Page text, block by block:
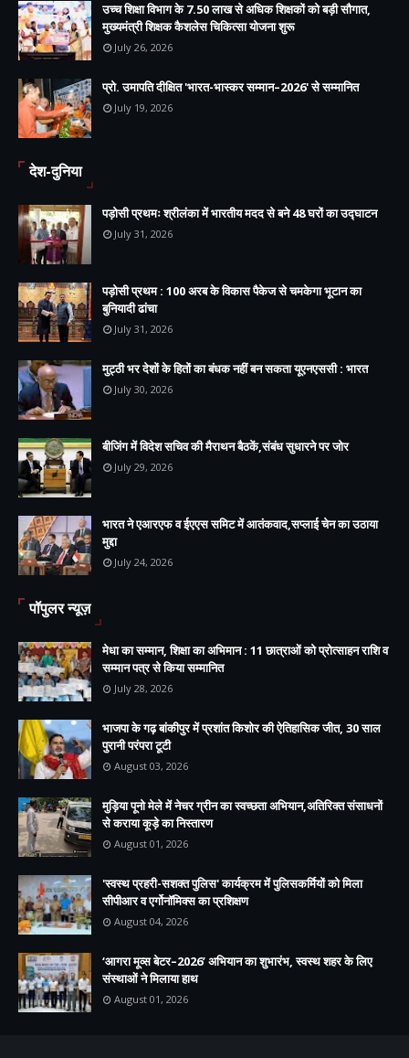
उच्च शिक्षा विभाग के 7.50 लाख से अधिक शिक्षकों को बड़ी सौगात,
मुख्यमंत्री शिक्षक कैशलेस चिकित्सा योजना शुरू
July 26, 2026
प्रो. उमापति दीक्षित 'भारत-भास्कर सम्मान–2026' से सम्मानित
July 19, 2026
देश-दुनिया
पड़ोसी प्रथमः श्रीलंका में भारतीय मदद से बने 48 घरों का उद्घाटन
July 31, 2026
पड़ोसी प्रथम : 100 अरब के विकास पैकेज से चमकेगा भूटान का
बुनियादी ढांचा
July 31, 2026
मुट्ठी भर देशों के हितों का बंधक नहीं बन सकता यूएनएससी : भारत
July 30, 2026
बीजिंग में विदेश सचिव की मैराथन बैठकें,संबंध सुधारने पर जोर
July 29, 2026
भारत ने एआरएफ व ईएएस समिट में आतंकवाद,सप्लाई चेन का उठाया
मुद्दा
July 24, 2026
पॉपुलर न्यूज़
मेधा का सम्मान, शिक्षा का अभिमान : 11 छात्राओं को प्रोत्साहन राशि व
सम्मान पत्र से किया सम्मानित
July 28, 2026
भाजपा के गढ़ बांकीपुर में प्रशांत किशोर की ऐतिहासिक जीत, 30 साल
पुरानी परंपरा टूटी
August 03, 2026
मुड़िया पूनो मेले में नेचर ग्रीन का स्वच्छता अभियान,अतिरिक्त संसाधनों
से कराया कूड़े का निस्तारण
August 01, 2026
'स्वस्थ प्रहरी-सशक्त पुलिस' कार्यक्रम में पुलिसकर्मियों को मिला
सीपीआर व एर्गोनॉमिक्स का प्रशिक्षण
August 04, 2026
‘आगरा मूव्स बेटर–2026’ अभियान का शुभारंभ, स्वस्थ शहर के लिए
संस्थाओं ने मिलाया हाथ
August 01, 2026